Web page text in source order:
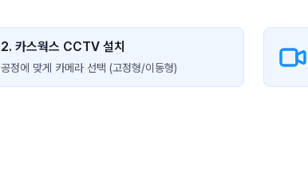
2. 카스웍스 CCTV 설치
공정에 맞게 카메라 선택 (고정형/이동형)